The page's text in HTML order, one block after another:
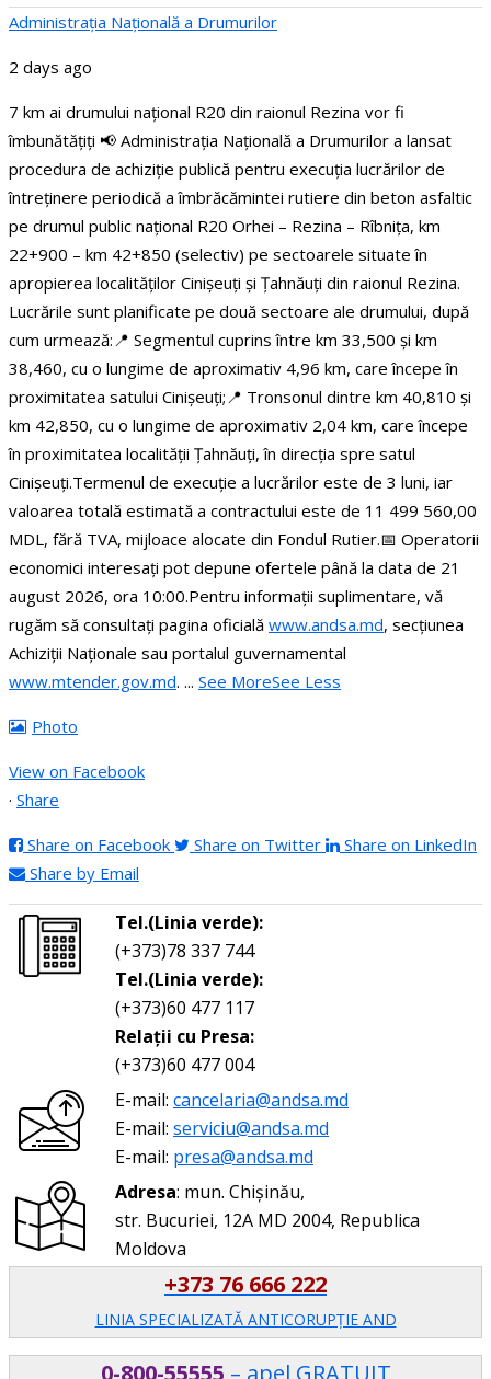
Administraţia Națională a Drumurilor
2 days ago
7 km ai drumului național R20 din raionul Rezina vor fi
îmbunătățiți 📢 Administrația Națională a Drumurilor a lansat
procedura de achiziție publică pentru execuția lucrărilor de
întreținere periodică a îmbrăcămintei rutiere din beton asfaltic
pe drumul public național R20 Orhei – Rezina – Rîbnița, km
22+900 – km 42+850 (selectiv) pe sectoarele situate în
apropierea localităților Cinișeuți și Țahnăuți din raionul Rezina.
Lucrările sunt planificate pe două sectoare ale drumului, după
cum urmează:📍 Segmentul cuprins între km 33,500 și km
38,460, cu o lungime de aproximativ 4,96 km, care începe în
proximitatea satului Cinișeuți;📍 Tronsonul dintre km 40,810 și
km 42,850, cu o lungime de aproximativ 2,04 km, care începe
în proximitatea localității Țahnăuți, în direcția spre satul
Cinișeuți.Termenul de execuție a lucrărilor este de 3 luni, iar
valoarea totală estimată a contractului este de 11 499 560,00
MDL, fără TVA, mijloace alocate din Fondul Rutier.📅 Operatorii
economici interesați pot depune ofertele până la data de 21
august 2026, ora 10:00.Pentru informații suplimentare, vă
rugăm să consultați pagina oficială www.andsa.md, secțiunea
Achiziții Naționale sau portalul guvernamental
www.mtender.gov.md. ... See MoreSee Less
Photo
View on Facebook
· Share
Share on Facebook Share on Twitter
Share on LinkedIn
Share by Email
Tel.(Linia verde):
(+373)78 337 744
Tel.(Linia verde):
(+373)60 477 117
Relații cu Presa:
(+373)60 477 004
E-mail: cancelaria@andsa.md
E-mail: serviciu@andsa.md
E-mail: presa@andsa.md
Adresa: mun. Chișinău,
str. Bucuriei, 12A MD 2004, Republica
Moldova
+373 76 666 222
LINIA SPECIALIZATĂ ANTICORUPŢIE AND